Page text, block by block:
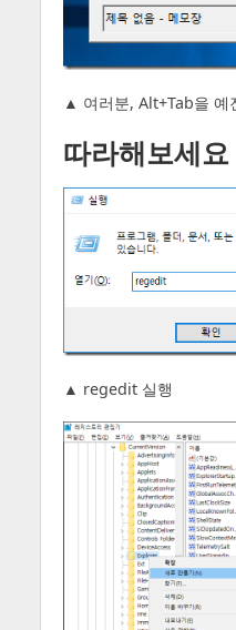
▲ 여러분, Alt+Tab을 예
따라해보세요
▲ regedit 실행